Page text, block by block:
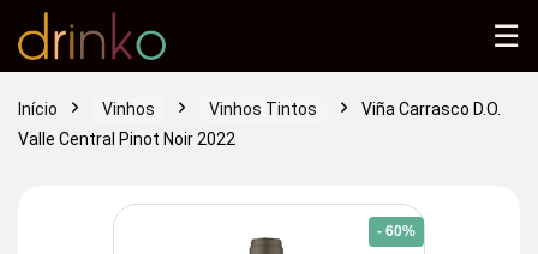
Início Vinhos Vinhos Tintos
Viña Carrasco D.O.
Valle Central Pinot Noir 2022
- 60%
☰